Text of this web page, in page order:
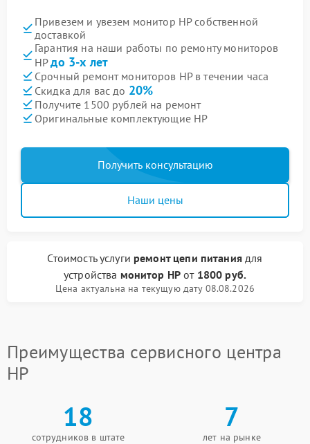
Привезем и увезем монитор HP собственной
доставкой
Гарантия на наши работы по ремонту мониторов
HPдо 3-х лет
Срочный ремонт мониторов HP в течении часа
Скидка для вас до 20%
Получите 1500 рублей на ремонт
Оригинальные комплектующие HP
Получить консультацию
Наши цены
Стоимость услуги ремонт цепи питаниядля
устройства монитор HP от 1800 руб.
Цена актуальна на текущую дату 08.08.2026
Преимущества сервисного центра
HP
18
сотрудников в штате
7
лет на рынке